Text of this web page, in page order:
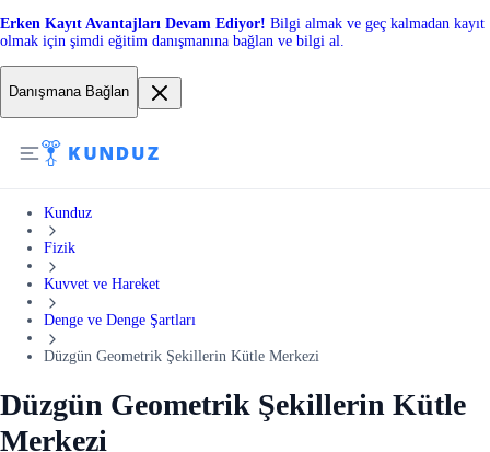
Erken Kayıt Avantajları Devam Ediyor! Bilgi almak ve geç kalmadan kayıt
olmak için şimdi eğitim danışmanına bağlan ve bilgi al.
Danışmana Bağlan
Kunduz
Fizik
Kuvvet ve Hareket
Denge ve Denge Şartları
Düzgün Geometrik Şekillerin Kütle Merkezi
Düzgün Geometrik Şekillerin Kütle
Merkezi